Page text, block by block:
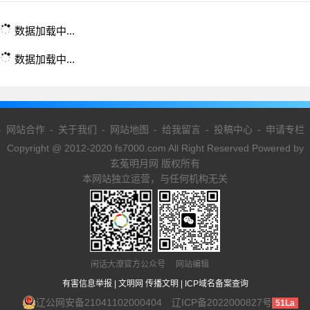
数据加载中...
数据加载中...
网站合作- 关于我们 - 网站地图 - 给我留言 - 投稿中心- 申请专栏
Copyright @ 2012-2020 fs7000.com All Right Reserved Powered by
玄菟明月网 版权所有
本网站独立运营，与任何机构无关
闲话大潦官方公众号 网站编辑
有害信息举报
文明网 传播文明 ICP域名备案查询
辽公网安备21041102000404 辽ICP备2022000827号 51La